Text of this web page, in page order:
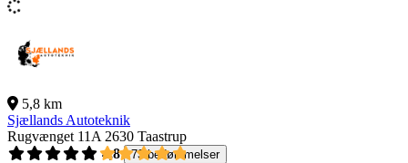
5,8 km
Sjællands Autoteknik
Rugvænget 11A 2630 Taastrup
4,8
73 bedømmelser